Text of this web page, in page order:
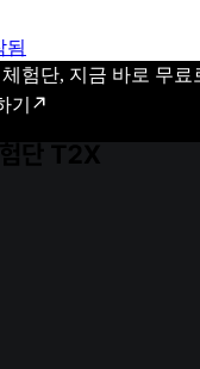
됨
험단, 지금 바로 무료
기